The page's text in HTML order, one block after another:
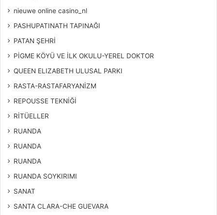
nieuwe online casino_nl
PASHUPATINATH TAPINAĞI
PATAN ŞEHRİ
PİGME KÖYÜ VE İLK OKULU-YEREL DOKTOR
QUEEN ELIZABETH ULUSAL PARKI
RASTA-RASTAFARYANİZM
REPOUSSE TEKNİĞİ
RİTÜELLER
RUANDA
RUANDA
RUANDA
RUANDA SOYKIRIMI
SANAT
SANTA CLARA-CHE GUEVARA